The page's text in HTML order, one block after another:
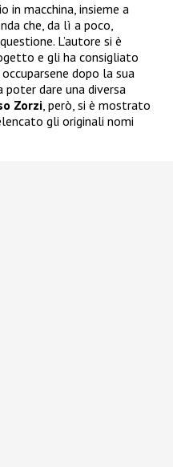
in macchina, insieme a
che, da lì a poco,
L’autore si è
e gli ha consigliato
dopo la sua
poter dare una diversa
Zorzi, però, si è mostrato
gli originali nomi